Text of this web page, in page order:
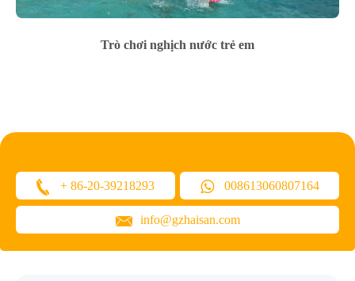
Trò chơi nghịch nước trẻ em
+ 86-20-39218293 008613060807164
info@gzhaisan.com